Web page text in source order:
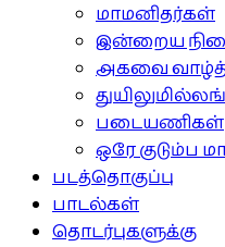
மாமனிதர்கள்
இன்றைய
அகவை
படையணிகள்
ஒரே குடும்ப
படத்தொகுப்பு
பாடல்கள்
தொடர்புகளுக்கு